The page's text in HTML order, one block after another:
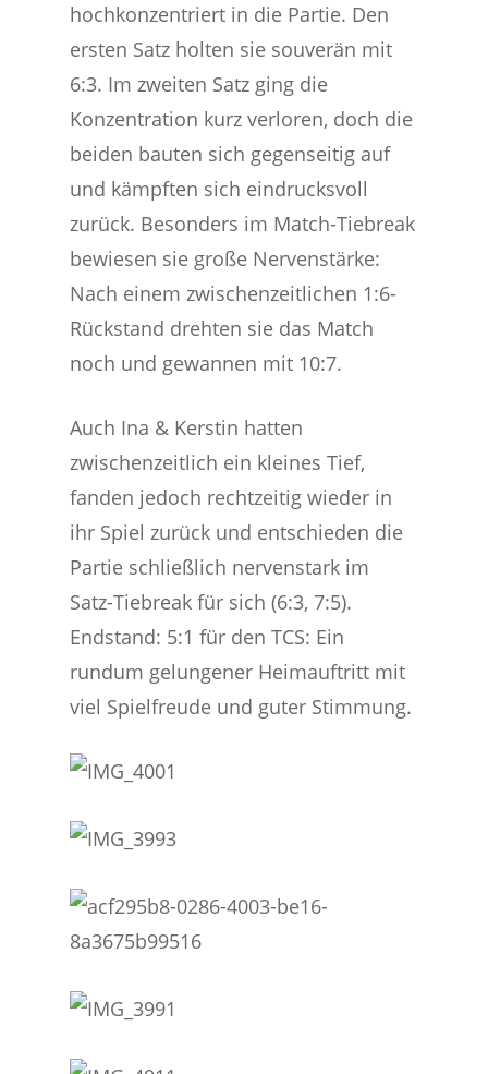
hochkonzentriert in die Partie. Den
ersten Satz holten sie souverän mit
6:3. Im zweiten Satz ging die
Konzentration kurz verloren, doch die
beiden bauten sich gegenseitig auf
und kämpften sich eindrucksvoll
zurück. Besonders im Match-Tiebreak
bewiesen sie große Nervenstärke:
Nach einem zwischenzeitlichen 1:6-
Rückstand drehten sie das Match
noch und gewannen mit 10:7.
Auch Ina & Kerstin hatten
zwischenzeitlich ein kleines Tief,
fanden jedoch rechtzeitig wieder in
ihr Spiel zurück und entschieden die
Partie schließlich nervenstark im
Satz-Tiebreak für sich (6:3, 7:5).
Endstand: 5:1 für den TCS: Ein
rundum gelungener Heimauftritt mit
viel Spielfreude und guter Stimmung.